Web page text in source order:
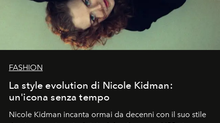
FASHION
La style evolution di Nicole Kidman:
un'icona senza tempo
Nicole Kidman incanta ormai da decenni con il suo stile